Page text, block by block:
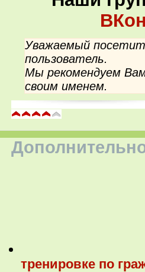
Уважаемый
пользователь.
Мы рекомендуем
своим именем.
тренировке по